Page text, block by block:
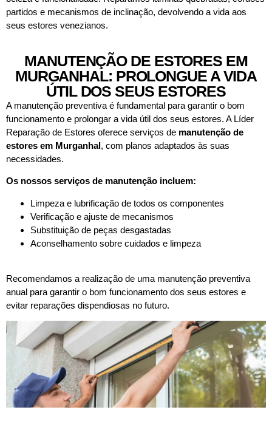
partidos e mecanismos de inclinação, devolvendo a vida aos
seus estores venezianos.
MANUTENÇÃO DE ESTORES EM
MURGANHAL: PROLONGUE A VIDA
ÚTIL DOS SEUS ESTORES
A manutenção preventiva é fundamental para garantir o bom
funcionamento e prolongar a vida útil dos seus estores. A Líder
Reparação de Estores oferece serviços de manutenção de
estores em Murganhal, com planos adaptados às suas
necessidades.
Os nossos serviços de manutenção incluem:
Limpeza e lubrificação de todos os componentes
Verificação e ajuste de mecanismos
Substituição de peças desgastadas
Aconselhamento sobre cuidados e limpeza
Recomendamos a realização de uma manutenção preventiva
anual para garantir o bom funcionamento dos seus estores e
evitar reparações dispendiosas no futuro.